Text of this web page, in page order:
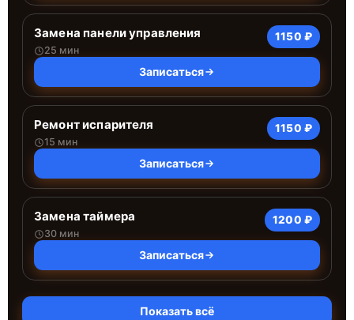
Замена панели управления
25 мин
1150 ₽
Записаться
Ремонт испарителя
15 мин
1150 ₽
Записаться
Замена таймера
30 мин
1200 ₽
Записаться
Показать всё